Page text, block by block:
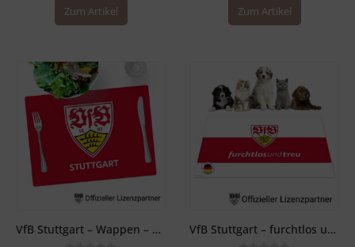
Zum Artikel Zum Artikel
VfB Stuttgart – Wappen – Tischset rot VfB Stuttgart – furchtlos und treu – Napfunterlage weiß